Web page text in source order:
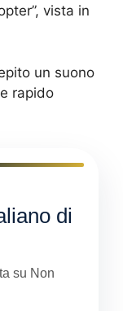
vista in
un suono
rapido
di
su Non